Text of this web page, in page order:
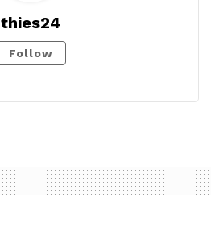
thies24
Follow